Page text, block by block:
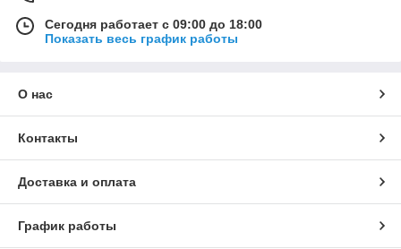
Сегодня работает с 09:00 до 18:00
Показать весь график работы
О нас
Контакты
Доставка и оплата
График работы